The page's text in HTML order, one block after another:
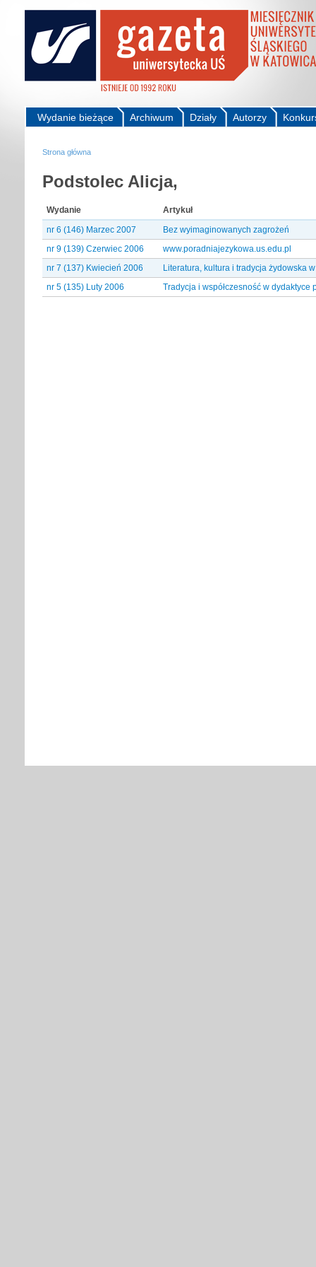
Autorzy
Działy
Archiwum
Wydanie bieżące
Strona główna
Podstolec Alicja,
Wydanie
Artykuł
nr 6 (146) Marzec 2007
Bez wyimaginowanych zagrożeń
nr 9 (139) Czerwiec 2006
www.poradniajezykowa.us.edu.pl
nr 7 (137) Kwiecień 2006
Literatura, kultura i tradycja żydowska
nr 5 (135) Luty 2006
Tradycja i współczesność w dydaktyce